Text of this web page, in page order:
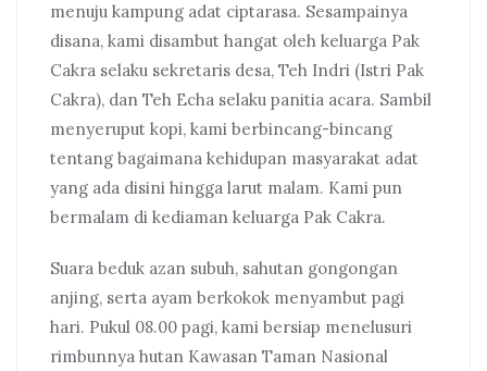
menuju kampung adat ciptarasa. Sesampainya
disana, kami disambut hangat oleh keluarga Pak
Cakra selaku sekretaris desa, Teh Indri (Istri Pak
Cakra), dan Teh Echa selaku panitia acara. Sambil
menyeruput kopi, kami berbincang-bincang
tentang bagaimana kehidupan masyarakat adat
yang ada disini hingga larut malam. Kami pun
bermalam di kediaman keluarga Pak Cakra.
Suara beduk azan subuh, sahutan gongongan
anjing, serta ayam berkokok menyambut pagi
hari. Pukul 08.00 pagi, kami bersiap menelusuri
rimbunnya hutan Kawasan Taman Nasional